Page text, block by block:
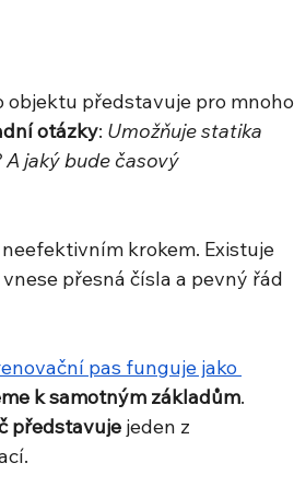
objektu představuje pro mnoho
otázky: Umožňuje statika
jaký bude časový
krokem. Existuje
přesná čísla a pevný řád
pas funguje jako
k samotným základům.
představuje jeden z